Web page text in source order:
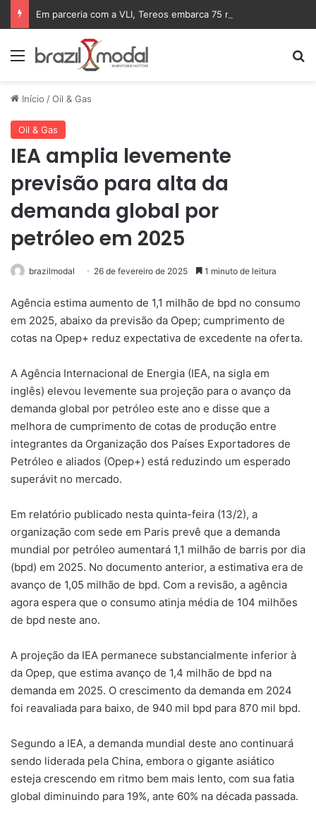
Menu
Início /Oil & Gas
Oil & Gas
IEA amplia levemente
previsão para alta da
demanda global por
petróleo em 2025
brazilmodal 26 de fevereiro de 2025 1 minuto de leitura
Agência estima aumento de 1,1 milhão de bpd no consumo
em 2025, abaixo da previsão da Opep; cumprimento de
cotas na Opep+ reduz expectativa de excedente na oferta.
A Agência Internacional de Energia (IEA, na sigla em
inglês) elevou levemente sua projeção para o avanço da
demanda global por petróleo este ano e disse que a
melhora de cumprimento de cotas de produção entre
integrantes da Organização dos Países Exportadores de
Petróleo e aliados (Opep+) está reduzindo um esperado
superávit no mercado.
Em relatório publicado nesta quinta-feira (13/2), a
organização com sede em Paris prevê que a demanda
mundial por petróleo aumentará 1,1 milhão de barris por dia
(bpd) em 2025. No documento anterior, a estimativa era de
avanço de 1,05 milhão de bpd. Com a revisão, a agência
agora espera que o consumo atinja média de 104 milhões
de bpd neste ano.
A projeção da IEA permanece substancialmente inferior à
da Opep, que estima avanço de 1,4 milhão de bpd na
demanda em 2025. O crescimento da demanda em 2024
foi reavaliada para baixo, de 940 mil bpd para 870 mil bpd.
Segundo a IEA, a demanda mundial deste ano continuará
sendo liderada pela China, embora o gigante asiático
esteja crescendo em ritmo bem mais lento, com sua fatia
global diminuindo para 19%, ante 60% na década passada.